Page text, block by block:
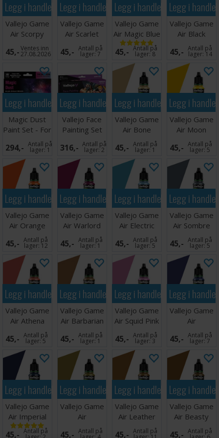
Vallejo # 76.027
Legg i handlekurven
Vallejo Game
Air Scorpy
Green
45,-Ventes inn
27.08.2026
Legg i handlekurven
Vallejo Game
Air Scarlet
Red
45,- Antall på
lager:7
Legg i handlekurven
Vallejo Game
Air Magic Blue
45,- Antall på
lager:8
Legg i
Vallejo Game
Air Black
45,- Antall på
lager: 14
Legg i handlekurven
Magic Dust
Paint Set - For
Airbrush
294,- Antall på
lager:1
Legg i handlekurven
Vallejo Face
Painting Set
316,- Antall på
lager:2
Legg i handlekurven
Vallejo Game
Air Bone
White
45,- Antall på
lager:1
Legg i
Vallejo Game
Air Moon
Yellow
45,- Antall på
lager:5
Legg i handlekurven
Vallejo Game
Air Orange
Fire
45,- Antall på
lager: 12
Legg i handlekurven
Vallejo Game
Air Warlord
Purple
45,- Antall på
lager:1
Legg i handlekurven
Vallejo Game
Air Electric
Blue
45,- Antall på
lager:5
Legg i
Vallejo Game
Air Sombre
Grey
45,- Antall på
lager:5
Legg i handlekurven
Vallejo Game
Air Athena
Skin
45,- Antall på
lager:5
Legg i handlekurven
Vallejo Game
Air Barbarian
Skin
45,- Antall på
lager:1
Legg i handlekurven
Vallejo Game
Air Squid Pink
45,- Antall på
lager:3
Legg i
Vallejo Game
Air
Ultramarine
Blue
45,- Antall på
lager:7
Legg i handlekurven
Vallejo Game
Air Imperial
Blue
45,- Antall på
Legg i handlekurven
Vallejo Game
Air
Camouflage
45,- Antall på
Legg i handlekurven
Vallejo Game
Air Leather
Brown
45,- Antall på
Legg i
Vallejo Game
Air Beasty
Brown
45,- Antall på